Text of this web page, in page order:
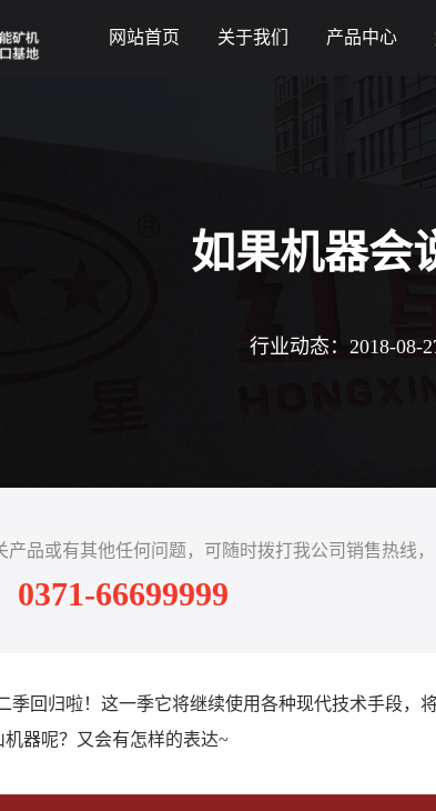
网站首页 关于我们 产品中心
如果机器会
行业动态：2018-08-
产品或有其他任何问题，可随时拨打我公司销售热线
0371-66699999
季回归啦！这一季它将继续使用各种现代技术手段
器呢？又会有怎样的表达~